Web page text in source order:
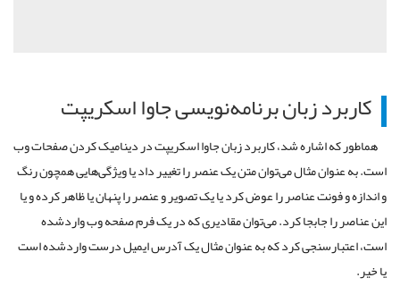
کاربرد زبان برنامه‌نویسی جاوا اسکریپت
هماطور که اشاره شد، کاربرد زبان جاوا اسکریپت در دینامیک کردن صفحات وب
است. به عنوان مثال می‌توان متن یک عنصر را تغییر داد یا ویژگی‌هایی همچون رنگ
و اندازه و فونت عناصر را عوض کرد یا یک تصویر و عنصر را پنهان یا ظاهر کرده و یا
این عناصر را جابجا کرد. می‌توان مقادیری که در یک فرم صفحه وب واردشده
است، اعتبار‌سنجی کرد که به عنوان مثال یک آدرس ایمیل درست واردشده است
یا خیر.